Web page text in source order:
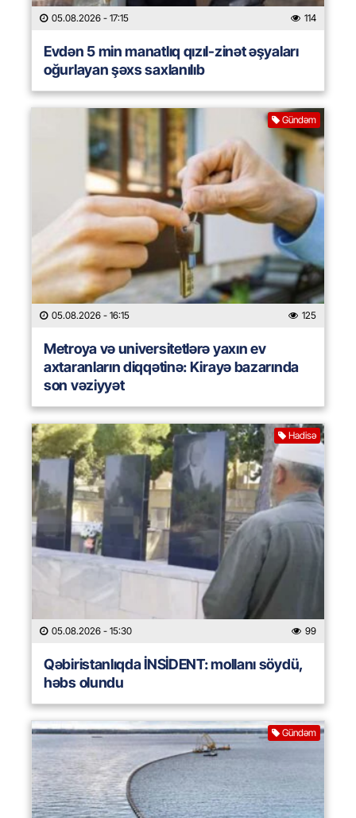
05.08.2026 - 17:15 114
Evdən 5 min manatlıq qızıl-zinət əşyaları
oğurlayan şəxs saxlanılıb
Gündəm
05.08.2026 - 16:15 125
Metroya və universitetlərə yaxın ev
axtaranların diqqətinə: Kirayə bazarında
son vəziyyət
Hadisə
05.08.2026 - 15:30 99
Qəbiristanlıqda İNSİDENT: mollanı söydü,
həbs olundu
Gündəm